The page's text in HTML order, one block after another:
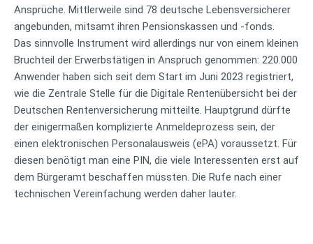
Ansprüche. Mittlerweile sind 78 deutsche Lebensversicherer
angebunden, mitsamt ihren Pensionskassen und -fonds.
Das sinnvolle Instrument wird allerdings nur von einem kleinen
Bruchteil der Erwerbstätigen in Anspruch genommen: 220.000
Anwender haben sich seit dem Start im Juni 2023 registriert,
wie die Zentrale Stelle für die Digitale Rentenübersicht bei der
Deutschen Rentenversicherung mitteilte. Hauptgrund dürfte
der einigermaßen komplizierte Anmeldeprozess sein, der
einen elektronischen Personalausweis (ePA) voraussetzt. Für
diesen benötigt man eine PIN, die viele Interessenten erst auf
dem Bürgeramt beschaffen müssten. Die Rufe nach einer
technischen Vereinfachung werden daher lauter.